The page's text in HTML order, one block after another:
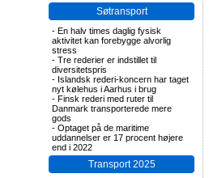
Søtransport
- En halv times daglig fysisk
aktivitet kan forebygge alvorlig
stress
- Tre rederier er indstillet til
diversitetspris
- Islandsk rederi-koncern har taget
nyt kølehus i Aarhus i brug
- Finsk rederi med ruter til
Danmark transporterede mere
gods
- Optaget på de maritime
uddannelser er 17 procent højere
end i 2022
Transport 2025